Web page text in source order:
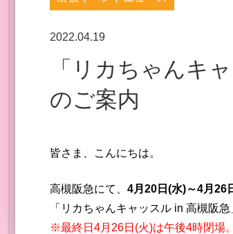
2022.04.19
「リカちゃんキャッスル in 高槻阪急」 催事イベント
のご案内
皆さま、こんにちは。
高槻阪急にて、 4月20日(水)～4月26
「リカちゃんキャッスル in 高槻阪
※最終日4月26日(火)は午後4時閉場。